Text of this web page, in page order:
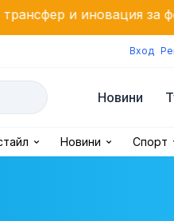
за феновете на
Вход
Новини
Новини Спорт